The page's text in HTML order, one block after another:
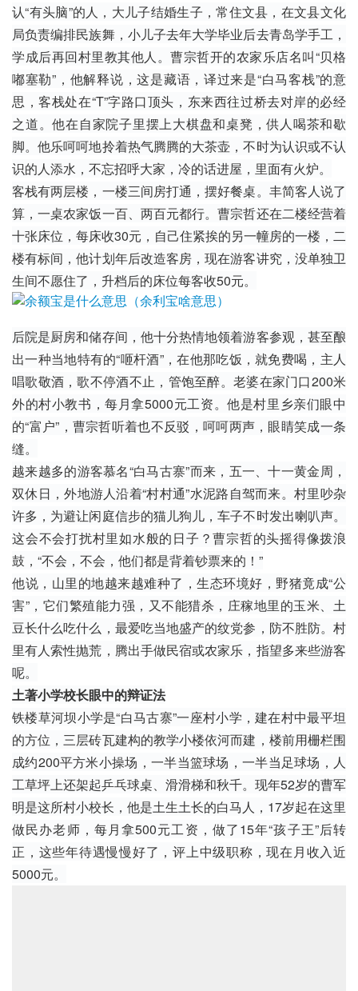
认“有头脑”的人，大儿子结婚生子，常住文县，在文县文化
局负责编排民族舞，小儿子去年大学毕业后去青岛学手工，
学成后再回村里教其他人。曹宗哲开的农家乐店名叫“贝格
嘟塞勒”，他解释说，这是藏语，译过来是“白马客栈”的意
思，客栈处在“T”字路口顶头，东来西往过桥去对岸的必经
之道。他在自家院子里摆上大棋盘和桌凳，供人喝茶和歇
脚。他乐呵呵地拎着热气腾腾的大茶壶，不时为认识或不认
识的人添水，不忘招呼大家，冷的话进屋，里面有火炉。
客栈有两层楼，一楼三间房打通，摆好餐桌。丰简客人说了
算，一桌农家饭一百、两百元都行。曹宗哲还在二楼经营着
十张床位，每床收30元，自己住紧挨的另一幢房的一楼，二
楼有标间，他计划年后改造客房，现在游客讲究，没单独卫
生间不愿住了，升档后的床位每客收50元。
后院是厨房和储存间，他十分热情地领着游客参观，甚至酿
出一种当地特有的“咂杆酒”，在他那吃饭，就免费喝，主人
唱歌敬酒，歌不停酒不止，管饱至醉。老婆在家门口200米
外的村小教书，每月拿5000元工资。他是村里乡亲们眼中
的“富户”，曹宗哲听着也不反驳，呵呵两声，眼睛笑成一条
缝。
越来越多的游客慕名“白马古寨”而来，五一、十一黄金周，
双休日，外地游人沿着“村村通”水泥路自驾而来。村里吵杂
许多，为避让闲庭信步的猫儿狗儿，车子不时发出喇叭声。
这会不会打扰村里如水般的日子？曹宗哲的头摇得像拨浪
鼓 ，“不会，不会，他们都是背着钞票来的！”
他说，山里的地越来越难种了，生态环境好，野猪竟成“公
害”，它们繁殖能力强，又不能猎杀，庄稼地里的玉米、土
豆长什么吃什么，最爱吃当地盛产的纹党参，防不胜防。村
里有人索性抛荒，腾出手做民宿或农家乐，指望多来些游客
呢。
土著小学校长眼中的辩证法
铁楼草河坝小学是“白马古寨”一座村小学，建在村中最平坦
的方位，三层砖瓦建构的教学小楼依河而建，楼前用栅栏围
成约200平方米小操场，一半当篮球场，一半当足球场，人
工草坪上还架起乒乓球桌、滑滑梯和秋千。现年52岁的曹军
明是这所村小校长，他是土生土长的白马人 ，17岁起在这里
做民办老师，每月拿500元工资，做了15年“孩子王”后转
正，这些年待遇慢慢好了，评上中级职称，现在月收入近
5000元。